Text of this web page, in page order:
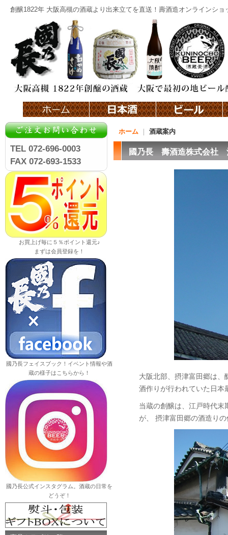
創醸1822年 大阪高槻の酒蔵より出来立てを直送！壽酒造オンラインショ
TEL 072-696-0003
FAX 072-693-1533
お買上げ毎に５％ポイント還元♪
まずは会員登録を！
國乃長フェイスブック！イベント情報や酒
蔵の様子はこちらから！
國乃長公式インスタグラム。酒蔵の日常を
どうぞ！
ホーム 酒蔵案内
國乃長 壽酒造株式会社
大阪北部、摂津富田郷は
酒作りが行われていた日本
当蔵の創醸は、江戸時代
が、 摂津富田郷の酒造り